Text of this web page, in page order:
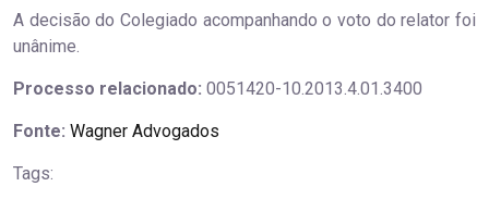
A decisão do Colegiado acompanhando o voto do relator foi
unânime.
Processo relacionado: 0051420-10.2013.4.01.3400
Fonte: Wagner Advogados
Tags: